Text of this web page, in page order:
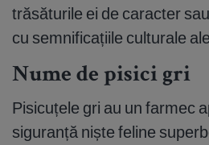
trăsăturile ei de caracter
cu semnificațiile culturale
Nume de pisici gri
Pisicuțele gri au un farmec
siguranță niște feline